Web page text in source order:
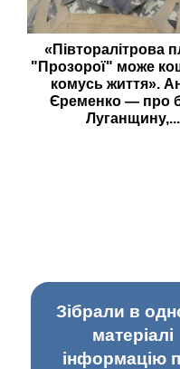
«Півторалітрова
"Прозорої" може
комусь життя».
Єременко — про
Луганщину,...
Зібрали в
матеріалі
інформацію